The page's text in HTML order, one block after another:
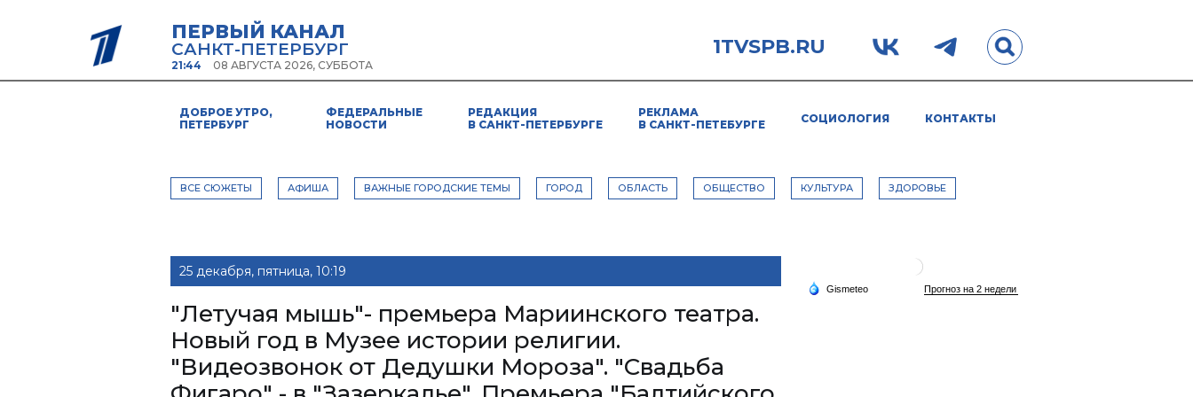
ПЕРВЫЙ КАНАЛ
САНКТ-ПЕТЕРБУРГ
21:44 08 АВГУСТА 2026, СУББОТА
1TVSPB.RU
ДОБРОЕ УТРО,
ПЕТЕРБУРГ
ФЕДЕРАЛЬНЫЕ
НОВОСТИ
РЕДАКЦИЯ
В САНКТ-ПЕТЕРБУРГЕ
РЕКЛАМА
В САНКТ-ПЕТЕБУРГЕ
СОЦИОЛОГИЯ КОНТАКТЫ
ВСЕ СЮЖЕТЫ АФИША ВАЖНЫЕ ГОРОДСКИЕ ТЕМЫ ГОРОД ОБЛАСТЬ ОБЩЕСТВО КУЛЬТУРА ЗДОРОВЬЕ
25 декабря, пятница, 10:19
"Летучая мышь"- премьера Мариинского театра.
Новый год в Музее истории религии.
"Видеозвонок от Дедушки Мороза". "Свадьба